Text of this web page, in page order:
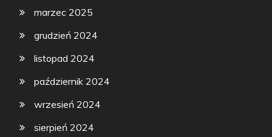
marzec 2025
grudzień 2024
listopad 2024
październik 2024
wrzesień 2024
sierpień 2024